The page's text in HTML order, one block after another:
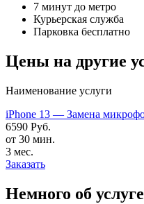
7 минут до метро
Курьерская служба
Парковка бесплатно
Цены на другие
iPhone 13 — Замена
6590 Руб.
от 30 мин.
3 мес.
Заказать
Немного об